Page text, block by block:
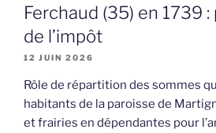
Ferchaud (35) en 1739
de l’impôt
12 JUIN 2026
Rôle de répartition des sommes
habitants de la paroisse de
et frairies en dépendantes pour